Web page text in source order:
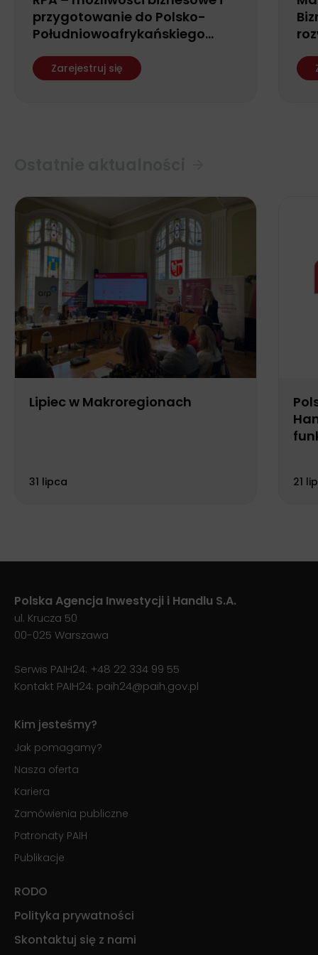
przygotowanie do Polsko-
Południowoafrykańskiego
Zarejestruj się
Lipiec w Makroregionach
31 lipca 21
Polska Agencja Inwestycji i Handlu S.A.
ul. Krucza 50
00-025 Warszawa
Serwis PAIH24: +48 22 334 99 55
Kontakt PAIH24: paih24@paih.gov.pl
Kim jesteśmy?
Jak pomagamy?
Nasza oferta
Kariera
Zamówienia publiczne
Patronaty PAIH
Publikacje
RODO
Polityka prywatności
Skontaktuj się z nami